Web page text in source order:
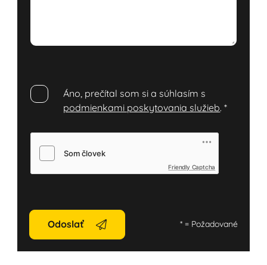
Áno, prečítal som si a súhlasím s
podmienkami poskytovania služieb.*
Friendly Captcha
Odoslať *= Požadované